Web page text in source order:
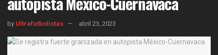
by Ultrafutbolistas abril 23, 2023